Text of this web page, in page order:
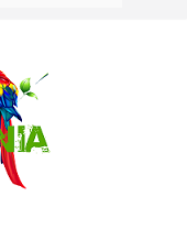
de prisión a
Alison,
de
de Chile
de